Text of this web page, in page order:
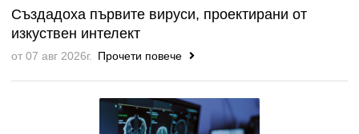
Създадоха първите вируси, проектирани от
изкуствен интелект
от 07 авг 2026г. Прочети повече